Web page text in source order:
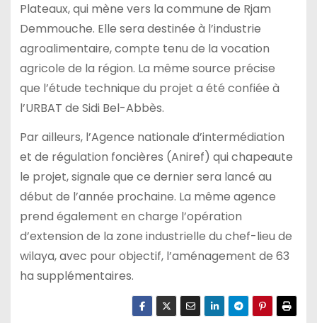
Plateaux, qui mène vers la commune de Rjam
Demmouche. Elle sera destinée à l’industrie
agroalimentaire, compte tenu de la vocation
agricole de la région. La même source précise
que l’étude technique du projet a été confiée à
l’URBAT de Sidi Bel-Abbès.
Par ailleurs, l’Agence nationale d’intermédiation
et de régulation foncières (Aniref) qui chapeaute
le projet, signale que ce dernier sera lancé au
début de l’année prochaine. La même agence
prend également en charge l’opération
d’extension de la zone industrielle du chef-lieu de
wilaya, avec pour objectif, l’aménagement de 63
ha supplémentaires.